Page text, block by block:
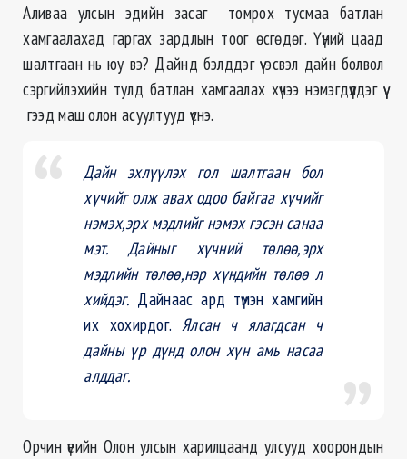
Аливаа улсын эдийн засаг томрох тусмаа батлан
хамгаалахад гаргах зардлын тоог өсгөдөг. Үүний цаад
шалтгаан нь юу вэ? Дайнд бэлддэг үү эсвэл дайн болвол
сэргийлэхийн тулд батлан хамгаалах хүчээ нэмэгдүүлдэг үү
гээд маш олон асуултууд үүснэ.
Дайн эхлүүлэх гол шалтгаан бол
хүчийг олж авах одоо байгаа хүчийг
нэмэх,эрх мэдлийг нэмэх гэсэн санаа
мэт. Дайныг хүчний төлөө,эрх
мэдлийн төлөө,нэр хүндийн төлөө л
хийдэг. Дайнаас ард түмэн хамгийн
их хохирдог.Ялсан ч ялагдсан ч
дайны үр дүнд олон хүн амь насаа
алддаг.
Орчин үеийн Олон улсын харилцаанд улсууд хоорондын